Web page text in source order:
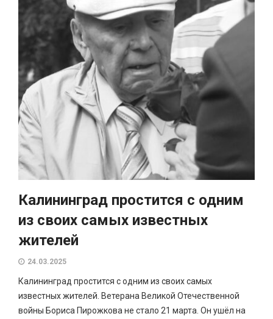
Калининград простится с одним
из своих самых известных
жителей
24.03.2025
Калининград простится с одним из своих самых
известных жителей. Ветерана Великой Отечественной
войны Бориса Пирожкова не стало 21 марта. Он ушёл на